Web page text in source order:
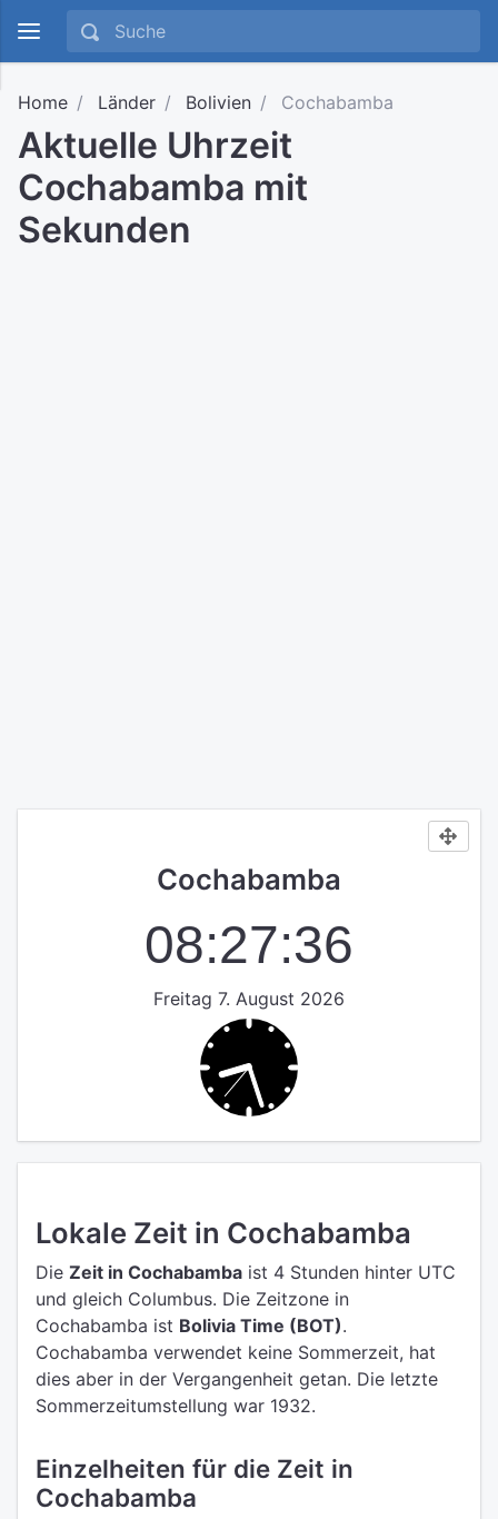
Home Länder Bolivien Cochabamba
Aktuelle Uhrzeit
Cochabamba mit
Sekunden
Cochabamba
08:27:36
Freitag 7. August 2026
Lokale Zeit in Cochabamba
Die Zeit in Cochabamba ist 4 Stunden hinter UTC
und gleich Columbus. Die Zeitzone in
Cochabamba ist Bolivia Time (BOT).
Cochabamba verwendet keine Sommerzeit, hat
dies aber in der Vergangenheit getan. Die letzte
Sommerzeitumstellung war 1932.
Einzelheiten für die Zeit in
Cochabamba